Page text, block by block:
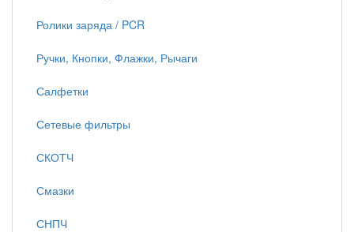
Ролики заряда / PCR
Ручки, Кнопки, Флажки, Рычаги
Салфетки
Сетевые фильтры
СКОТЧ
Смазки
СНПЧ